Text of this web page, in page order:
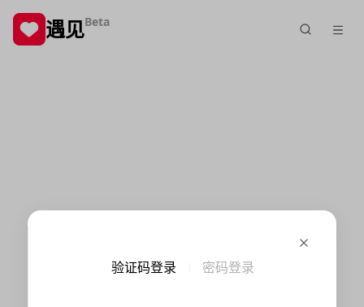
验证码登录 密码登录
遇见Beta